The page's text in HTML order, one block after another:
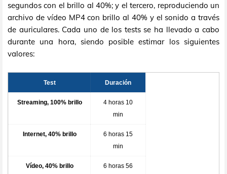
segundos con el brillo al 40%; y el tercero, reproduciendo un
archivo de vídeo MP4 con brillo al 40% y el sonido a través
de auriculares. Cada uno de los tests se ha llevado a cabo
durante una hora, siendo posible estimar los siguientes
valores:
Test Duración
Streaming, 100% brillo
4 horas 10
min
Internet, 40% brillo
6 horas 15
min
Vídeo, 40% brillo
6 horas 56